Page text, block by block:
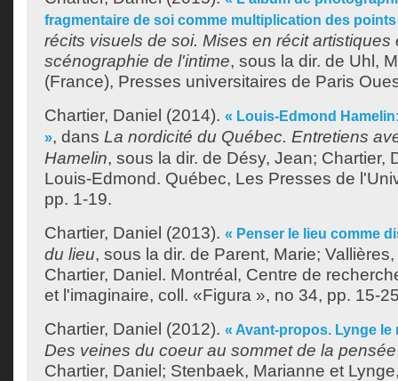
fragmentaire de soi comme multiplication des points
récits visuels de soi. Mises en récit artistiques
scénographie de l'intime, sous la dir. de Uhl,
(France), Presses universitaires de Paris
Chartier, Daniel (2014). « Louis-Edmond
», dans La nordicité du Québec. Entretiens
Hamelin, sous la dir. de Désy, Jean; Chartier,
Louis-Edmond. Québec, Les Presses de
pp. 1-19.
Chartier, Daniel (2013). « Penser le lieu comme
du lieu, sous la dir. de Parent, Marie;
Chartier, Daniel . Montréal, Centre de
et l'imaginaire, coll. «Figura », no 34, pp. 15-
Chartier, Daniel (2012). « Avant-propos. Lynge le
Des veines du coeur au sommet de la pensée
Chartier, Daniel ; Stenbaek, Marianne et